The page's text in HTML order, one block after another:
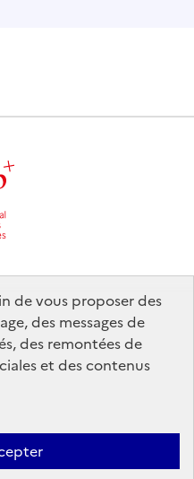
de vous proposer des
des messages de
des remontées de
et des contenus
Accessibilité : partiellement
témoins de connexion (cookies)